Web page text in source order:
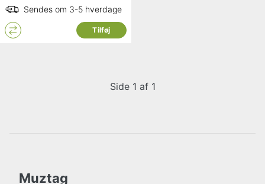
Sendes om 3-5 hverdage
Tilføj
Side 1 af 1
Muztag